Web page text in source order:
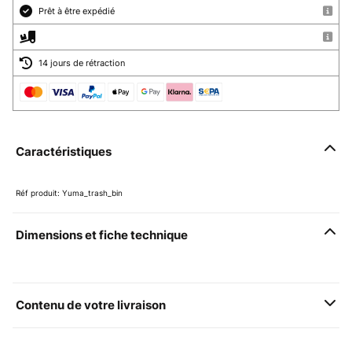
Prêt à être expédié
14 jours de rétraction
Caractéristiques
Réf produit: Yuma_trash_bin
Dimensions et fiche technique
Contenu de votre livraison